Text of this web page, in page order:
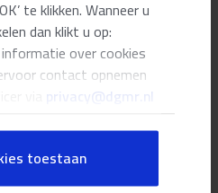
te klikken. Wanneer u
dan klikt u op:
over cookies
contact opnemen
privacy@dgmr.nl
toestaan